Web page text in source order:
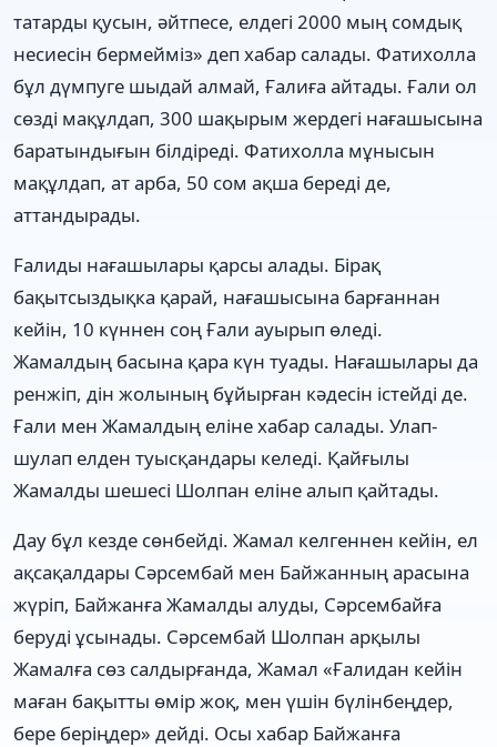
татарды қусын, əйтпесе, елдегі 2000 мың сомдық
несиесін бермейміз» деп хабар салады. Фатихолла
бұл дүмпуге шыдай алмай, Ғалиға айтады. Ғали ол
сөзді мақұлдап, 300 шақырым жердегі нағашысына
баратындығын білдіреді. Фатихолла мұнысын
мақұлдап, ат арба, 50 сом ақша береді де,
аттандырады.
Fалиды нағашылары қарсы алады. Бірақ
бақытсыздықка қарай, нағашысына барғаннан
кейін, 10 күннен соң Ғали ауырып өледі.
Жамалдың басына қара күн туады. Нағашылары да
ренжіп, дін жолының бұйырған кəдесін істейді де.
Ғали мен Жамалдың еліне хабар салады. Улап-
шулап елден туысқандары келеді. Қайғылы
Жамалды шешесі Шолпан еліне алып қайтады.
Дау бұл кезде сөнбейді. Жамал келгеннен кейін, ел
ақсақалдары Сəрсембай мен Байжанның арасына
жүріп, Байжанға Жамалды алуды, Сəрсембайға
беруді ұсынады. Сəрсембай Шолпан арқылы
Жамалға сөз салдырғанда, Жамал «Ғалидан кейін
маған бақытты өмір жоқ, мен үшін бүлінбеңдер,
бере беріңдер» дейді. Осы хабар Байжанға